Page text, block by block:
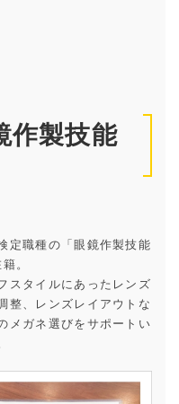
作製技能
定職種の「眼鏡作製技能
。
スタイルにあったレンズ
整、レンズレイアウトな
メガネ選びをサポートい